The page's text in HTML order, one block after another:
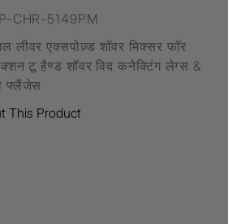
CHR-5149PM
लीवर एक्सपोज़्ड शॉवर मिक्सर फॉर
टू हैण्ड शॉवर विद कनेक्टिंग लेग्स &
फ्लैंजेस
This Product